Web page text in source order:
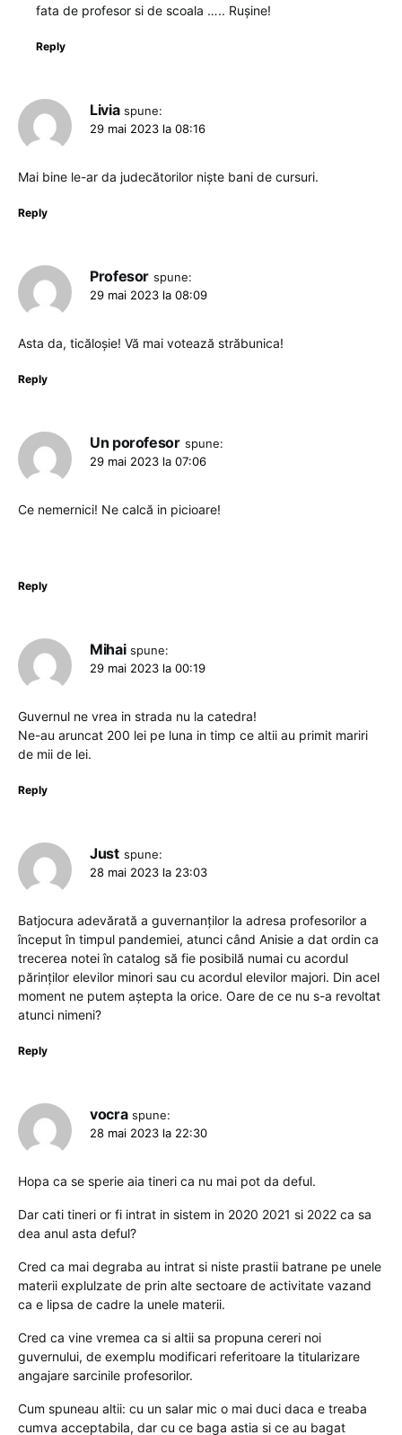
fata de profesor si de scoala ….. Rușine!
Reply
Livia spune:
29 mai 2023 la 08:16
Mai bine le-ar da judecătorilor niște bani de cursuri.
Reply
Profesor spune:
29 mai 2023 la 08:09
Asta da, ticăloșie! Vă mai votează străbunica!
Reply
Un porofesor spune:
29 mai 2023 la 07:06
Ce nemernici! Ne calcă in picioare!
Reply
Mihai spune:
29 mai 2023 la 00:19
Guvernul ne vrea in strada nu la catedra!
Ne-au aruncat 200 lei pe luna in timp ce altii au primit mariri
de mii de lei.
Reply
Just spune:
28 mai 2023 la 23:03
Batjocura adevărată a guvernanților la adresa profesorilor a
început în timpul pandemiei, atunci când Anisie a dat ordin ca
trecerea notei în catalog să fie posibilă numai cu acordul
părinților elevilor minori sau cu acordul elevilor majori. Din acel
moment ne putem aștepta la orice. Oare de ce nu s-a revoltat
atunci nimeni?
Reply
vocra spune:
28 mai 2023 la 22:30
Hopa ca se sperie aia tineri ca nu mai pot da deful.
Dar cati tineri or fi intrat in sistem in 2020 2021 si 2022 ca sa
dea anul asta deful?
Cred ca mai degraba au intrat si niste prastii batrane pe unele
materii explulzate de prin alte sectoare de activitate vazand
ca e lipsa de cadre la unele materii.
Cred ca vine vremea ca si altii sa propuna cereri noi
guvernului, de exemplu modificari referitoare la titularizare
angajare sarcinile profesorilor.
Cum spuneau altii: cu un salar mic o mai duci daca e treaba
cumva acceptabila, dar cu ce baga astia si ce au bagat